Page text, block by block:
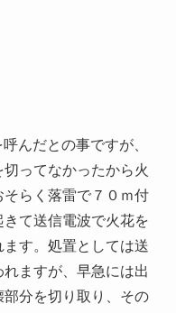
んだとの事ですが、
ってなかったから火
らく落雷で７０ｍ付
て送信電波で火花を
す。処置としては送
ますが、早急には出
分を切り取り、その